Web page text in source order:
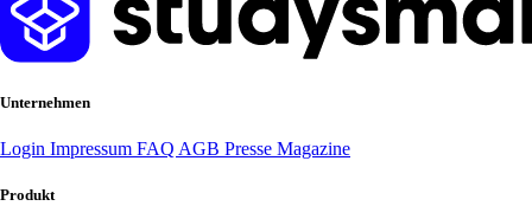
Unternehmen
Login Impressum FAQ AGB Presse Magazine
Produkt